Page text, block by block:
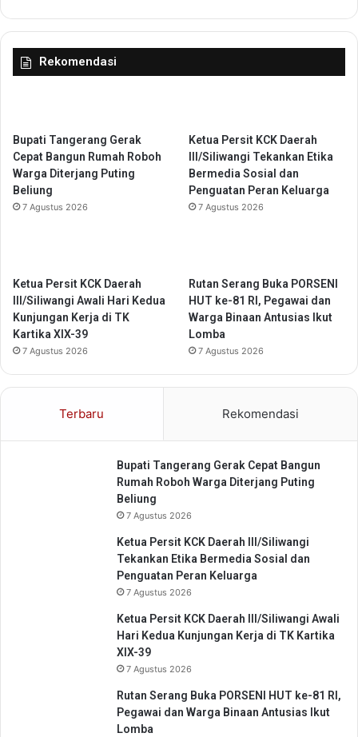
d
a
b
n
t
r
e
n
B
e
r
P
e
l
a
t
A
n
t
i
K
o
r
s
Rekomendasi
Bupati Tangerang Gerak
Cepat Bangun Rumah Roboh
Warga Diterjang Puting
Beliung
7 Agustus 2026
Ketua Persit KCK Daerah
III/Siliwangi Tekankan Etika
Bermedia Sosial dan
Penguatan Peran Keluarga
7 Agustus 2026
Ketua Persit KCK Daerah
III/Siliwangi Awali Hari Kedua
Kunjungan Kerja di TK
Kartika XIX-39
7 Agustus 2026
Rutan Serang Buka PORSENI
HUT ke-81 RI, Pegawai dan
Warga Binaan Antusias Ikut
Lomba
7 Agustus 2026
Terbaru Rekomendasi
Bupati Tangerang Gerak Cepat Bangun
Rumah Roboh Warga Diterjang Puting
Beliung
7 Agustus 2026
Ketua Persit KCK Daerah III/Siliwangi
Tekankan Etika Bermedia Sosial dan
Penguatan Peran Keluarga
7 Agustus 2026
Ketua Persit KCK Daerah III/Siliwangi Awali
Hari Kedua Kunjungan Kerja di TK Kartika
XIX-39
7 Agustus 2026
Rutan Serang Buka PORSENI HUT ke-81 RI,
Pegawai dan Warga Binaan Antusias Ikut
Lomba